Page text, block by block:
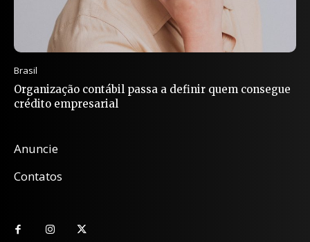
Brasil
Organização contábil passa a definir quem consegue
crédito empresarial
Anuncie
Contatos